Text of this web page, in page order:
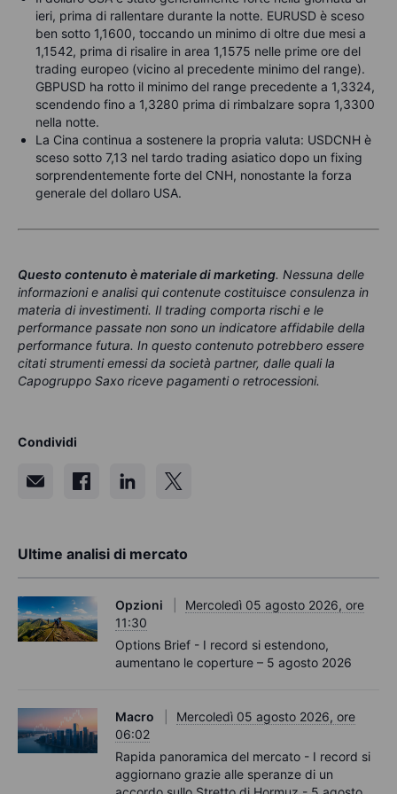
ieri, prima di rallentare durante la notte. EURUSD è sceso
ben sotto 1,1600, toccando un minimo di oltre due mesi a
1,1542, prima di risalire in area 1,1575 nelle prime ore del
trading europeo (vicino al precedente minimo del range).
GBPUSD ha rotto il minimo del range precedente a 1,3324,
scendendo fino a 1,3280 prima di rimbalzare sopra 1,3300
nella notte.
La Cina continua a sostenere la propria valuta: USDCNH è
sceso sotto 7,13 nel tardo trading asiatico dopo un fixing
sorprendentemente forte del CNH, nonostante la forza
generale del dollaro USA.
Questo contenuto è materiale di marketing. Nessuna delle
informazioni e analisi qui contenute costituisce consulenza in
materia di investimenti. Il trading comporta rischi e le
performance passate non sono un indicatore affidabile della
performance futura. In questo contenuto potrebbero essere
citati strumenti emessi da società partner, dalle quali la
Capogruppo Saxo riceve pagamenti o retrocessioni.
Condividi
Ultime analisi di mercato
Opzioni
Mercoledì 05 agosto 2026, ore
11:30
Options Brief - I record si estendono,
aumentano le coperture – 5 agosto 2026
Macro
Mercoledì 05 agosto 2026, ore
06:02
Rapida panoramica del mercato - I record si
aggiornano grazie alle speranze di un